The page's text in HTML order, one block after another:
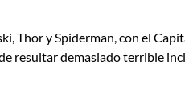
Thor y Spiderman, con el
resultar demasiado terrible